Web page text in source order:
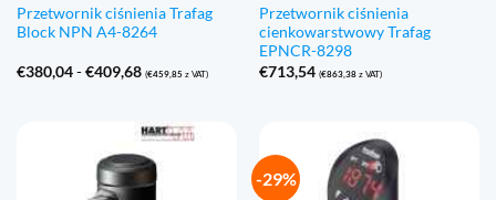
Przetwornik ciśnienia Trafag
Block NPN A4-8264
€380,04 - €409,68Zakres
cen:
€409,68
(€459,85 z VAT)
Przetwornik ciśnienia
cienkowarstwowy Trafag
EPNCR-8298
€713,54 (€863,38z VAT)
-29%